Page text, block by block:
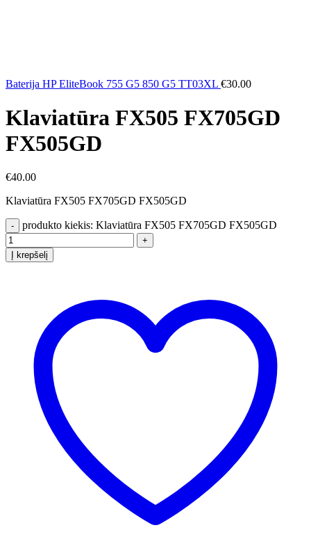
Baterija HP EliteBook 755 G5 850 G5 TT03XL €30.00
Klaviatūra FX505 FX705GD
FX505GD
€40.00
Klaviatūra FX505 FX705GD FX505GD
produkto kiekis: Klaviatūra FX505 FX705GD FX505GD
Į krepšelį